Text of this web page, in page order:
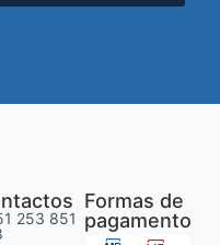
253 851
Formas de
pagamento